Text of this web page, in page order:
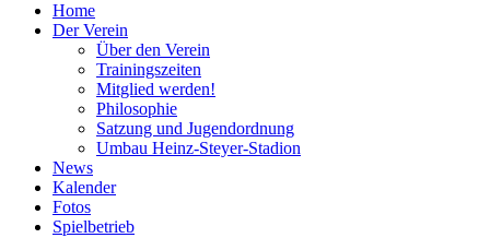
Home
Der Verein
Über den Verein
Trainingszeiten
Mitglied werden!
Philosophie
Satzung und Jugendordnung
Umbau Heinz-Steyer-Stadion
News
Kalender
Fotos
Spielbetrieb